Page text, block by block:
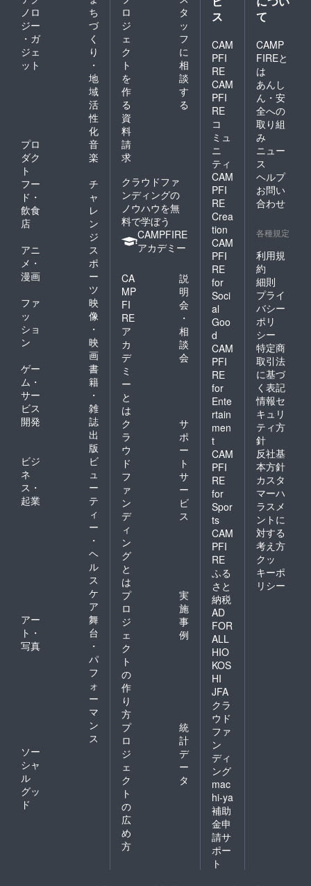
ノロ
ジー
・ガ
ジェ
ット
ち
づ
く
り
・
地
域
活
性
化
プロ
ダク
ト
音
楽
フー
ド・
飲食
店
チ
ャ
レ
ン
ジ
アニ
メ・
漫画
ス
ポ
ー
ツ
ファ
ッ
ショ
ン
映
像
・
映
画
ゲー
ム・
サー
ビス
開発
書
籍
・
雑
誌
出
版
ビジ
ネ
ス・
起業
ビ
ュ
ー
テ
ィ
ー
・
ヘ
ル
ス
ケ
ア
アー
ト・
写真
舞
台
・
パ
フ
ォ
ー
マ
ン
ス
ソー
シャ
ル
グッ
ド
ロ
ジ
ェ
ク
ト
を
作
る
タ
ッ
フ
に
相
談
す
る
資
料
請
求
クラウドファ
ンディングの
ノウハウを無
料で学ぼう
CAMPFIRE
アカデミー
CA
MP
FI
RE
ア
カ
デ
ミ
ー
と
は
説
明
会
・
相
談
会
ク
ラ
ウ
ド
フ
ァ
ン
デ
ィ
ン
グ
と
は
サ
ポ
ー
ト
サ
ー
ビ
ス
プ
ロ
ジ
ェ
ク
ト
の
作
り
方
実
施
事
例
プ
ロ
ジ
ェ
ク
ト
の
広
め
方
統
計
デ
ー
タ
ス
CAM
PFI
RE
CAM
PFI
RE
コ
ミュ
ニ
ティ
CAM
PFI
RE
Crea
tion
CAM
PFI
RE
for
Soci
al
Goo
d
CAM
PFI
RE
for
Ente
rtain
men
t
CAM
PFI
RE
for
Spor
ts
CAM
PFI
RE
ふる
さと
納税
AD
FOR
ALL
HIO
KOS
HI
JFA
クラ
ウド
ファ
ン
ディ
ング
mac
hi-ya
補助
金申
請サ
ポー
ト
て
CAMP
FIREと
は
あんし
ん・安
全への
取り組
み
ニュー
ス
ヘルプ
お問い
合わせ
各種規定
利用規
約
細則
プライ
バシー
ポリ
シー
特定商
取引法
に基づ
く表記
情報セ
キュリ
ティ方
針
反社基
本方針
カスタ
マーハ
ラスメ
ントに
対する
考え方
クッ
キーポ
リシー